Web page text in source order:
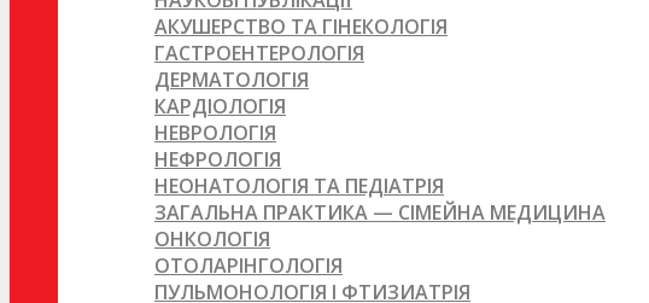
АКУШЕРСТВО ТА ГІНЕКОЛОГІЯ
ГАСТРОЕНТЕРОЛОГІЯ
ДЕРМАТОЛОГІЯ
КАРДІОЛОГІЯ
НЕВРОЛОГІЯ
НЕФРОЛОГІЯ
НЕОНАТОЛОГІЯ ТА ПЕДІАТРІЯ
ЗАГАЛЬНА ПРАКТИКА — СІМЕЙНА МЕДИЦИНА
ОНКОЛОГІЯ
ОТОЛАРІНГОЛОГІЯ
ПУЛЬМОНОЛОГІЯ І ФТИЗИАТРІЯ